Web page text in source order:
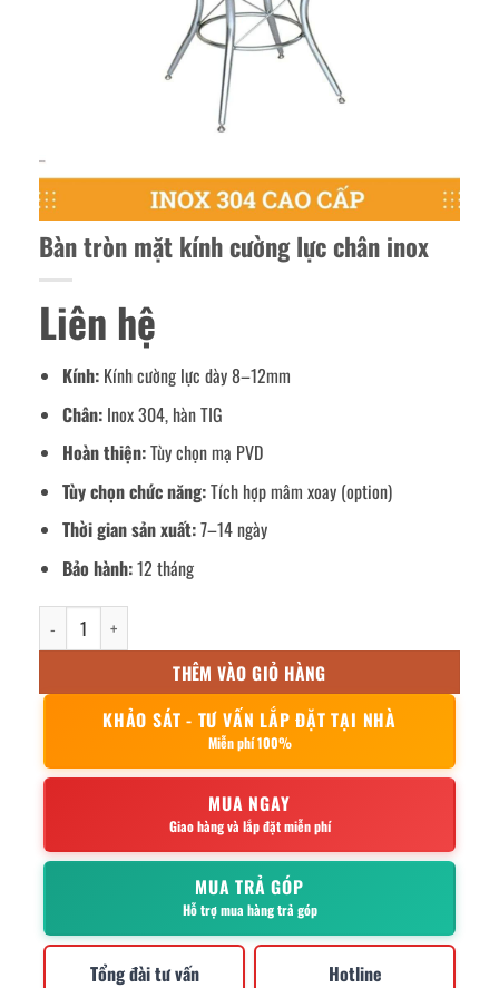
Bàn tròn mặt kính cường lực chân inox
Liên hệ
Kính:Kính cường lực dày 8–12mm
Chân:Inox 304, hàn TIG
Hoàn thiện:Tùy chọn mạ PVD
Tùy chọn chức năng:Tích hợp mâm xoay (option)
Thời gian sản xuất:7–14 ngày
Bảo hành:12 tháng
Bàn tròn mặt kính cường lực chân inox số lượng
THÊM VÀO GIỎ HÀNG
KHẢO SÁT - TƯ VẤN LẮP ĐẶT TẠI NHÀ
Miễn phí 100%
MUA NGAY
Giao hàng và lắp đặt miễn phí
MUA TRẢ GÓP
Hỗ trợ mua hàng trả góp
Tổng đài tư vấn Hotline